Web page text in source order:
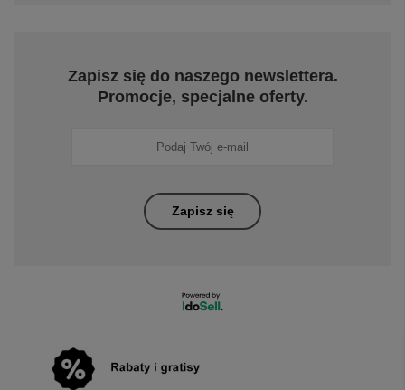
Zapisz się do naszego newslettera.
Promocje, specjalne oferty.
Zapisz się